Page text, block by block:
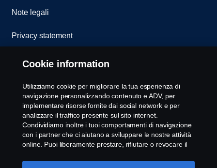
Note legali
Privacy statement
Cookies
Whistleblowing
Modello 231
Impostazione Cookie
Cookie information
Utilizziamo cookie per migliorare la tua esperienza di
navigazione personalizzando contenuto e ADV, per
implementare risorse fornite dai social network e per
analizzare il traffico presente sul sito internet.
Condividiamo inoltre i tuoi comportamenti di navigazione
con i partner che ci aiutano a sviluppare le nostre attività
online. Puoi liberamente prestare, rifiutare o revocare il
all'attivazione dei cookie e alla possibilità di condividere le